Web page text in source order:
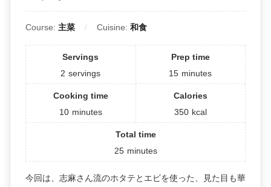
Course: 主菜 Cuisine: 和食
Servings
2 servings
Prep time
15 minutes
Cooking time
10 minutes
Calories
350 kcal
Total time
25 minutes
今回は、志麻さん流のホタテとエビを使った、見た目も華